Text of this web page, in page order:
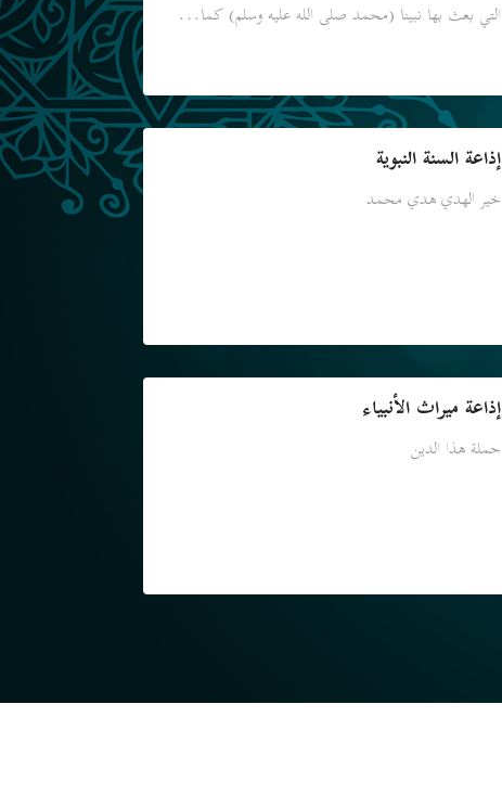
التي بعث بها نبينا (محمد صلى الله عليه وسلم) كما...
إذاعة السنة النبوية
خير الهدي هدي محمد
إذاعة ميراث الأنبياء
حملة هذا الدين